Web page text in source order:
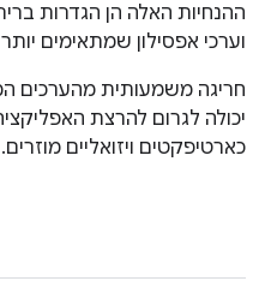
ההנחיות האלה הן הגדרות
וערכי אפסילון שמתאימים
חריגה משמעותית מהערכים
יכולה לגרום להרצת
כארטיפקטים ויזואליים מוזרים.